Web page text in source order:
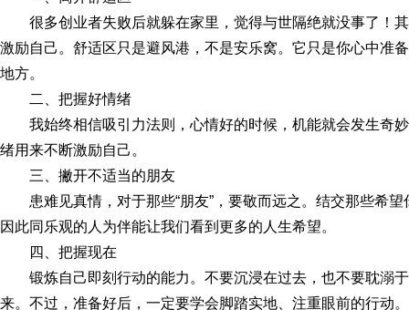
很多创业者失败后就躲在家里，觉得与世隔绝就没事了！
激励自己。舒适区只是避风港，不是安乐窝。它只是你心中准
地方。
二、把握好情绪
我始终相信吸引力法则，心情好的时候，机能就会发生奇
绪用来不断激励自己。
三、撇开不适当的朋友
患难见真情，对于那些“朋友”，要敬而远之。结交那些希
因此同乐观的人为伴能让我们看到更多的人生希望。
四、把握现在
锻炼自己即刻行动的能力。不要沉浸在过去，也不要耽溺
来。不过，准备好后，一定要学会脚踏实地、注重眼前的行动。